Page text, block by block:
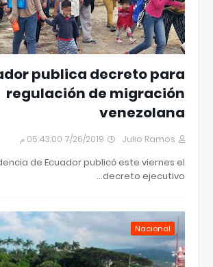
publica decreto para
regulación de migración
venezolana
Julio Ramos 7/26/2019 05:43:00 م
de Ecuador publicó este viernes el
decreto ejecutivo…
Nacional